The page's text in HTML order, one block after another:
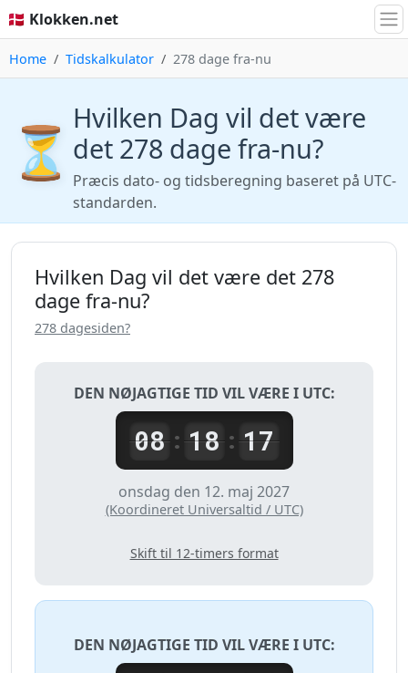
🇩🇰 Klokken.net
Home Tidskalkulator 278 dage fra-nu
⏳ Hvilken Dag vil det være
det 278 dage fra-nu?
Præcis dato- og tidsberegning baseret på UTC-
standarden.
Hvilken Dag vil det være det 278
dage fra-nu?
278 dagesiden?
DEN NØJAGTIGE TID VIL VÆRE I UTC:
08: 18: 17
onsdag den 12. maj 2027
(Koordineret Universaltid / UTC)
Skift til 12-timers format
DEN NØJAGTIGE TID VIL VÆRE I UTC: